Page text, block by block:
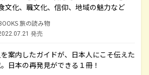
文化、職文化、信仰、地域の魅力など
旅の読み物
発売
案内したガイドが、日本人にこそ伝えた
日本の再発見ができる１冊！